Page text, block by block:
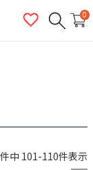
0
件中 101-110件表示